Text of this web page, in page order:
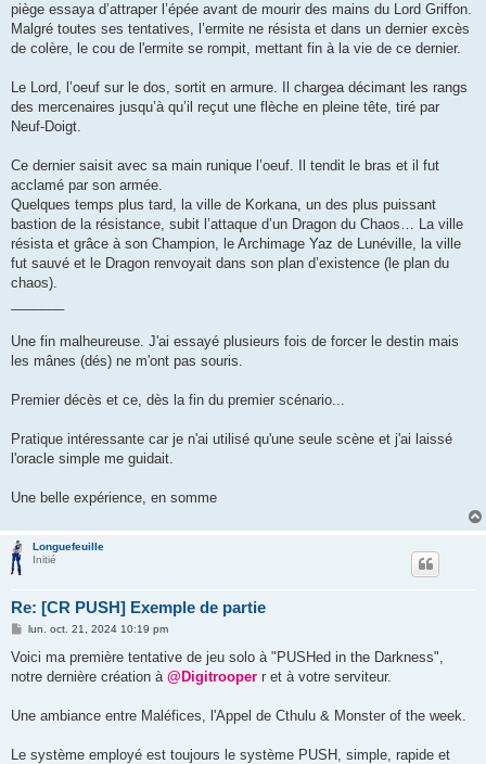
piège essaya d’attraper l’épée avant de mourir des mains du Lord Griffon.
Malgré toutes ses tentatives, l’ermite ne résista et dans un dernier excès
de colère, le cou de l'ermite se rompit, mettant fin à la vie de ce dernier.
Le Lord, l’oeuf sur le dos, sortit en armure. Il chargea décimant les rangs
des mercenaires jusqu’à qu’il reçut une flèche en pleine tête, tiré par
Neuf-Doigt.
Ce dernier saisit avec sa main runique l’oeuf. Il tendit le bras et il fut
acclamé par son armée.
Quelques temps plus tard, la ville de Korkana, un des plus puissant
bastion de la résistance, subit l’attaque d’un Dragon du Chaos… La ville
résista et grâce à son Champion, le Archimage Yaz de Lunéville, la ville
fut sauvé et le Dragon renvoyait dans son plan d’existence (le plan du
chaos).
Une fin malheureuse. J'ai essayé plusieurs fois de forcer le destin mais
les mânes (dés) ne m'ont pas souris.
Premier décès et ce, dès la fin du premier scénario...
Pratique intéressante car je n'ai utilisé qu'une seule scène et j'ai laissé
l'oracle simple me guidait.
Une belle expérience, en somme
Longuefeuille
Initié
Re: [CR PUSH] Exemple de partie
M
s
a
lun. oct. 21, 2024 10:19 pm
Voici ma première tentative de jeu solo à "PUSHed in the Darkness",
notre dernière création à @Digitrooper r et à votre serviteur.
Une ambiance entre Maléfices, l'Appel de Cthulu & Monster of the week.
Le système employé est toujours le système PUSH, simple, rapide et